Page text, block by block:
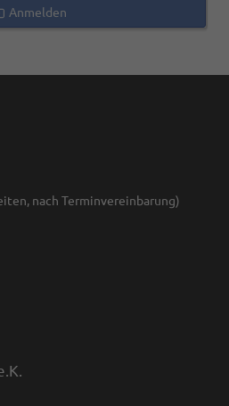
Anmelden
nach Terminvereinbarung)